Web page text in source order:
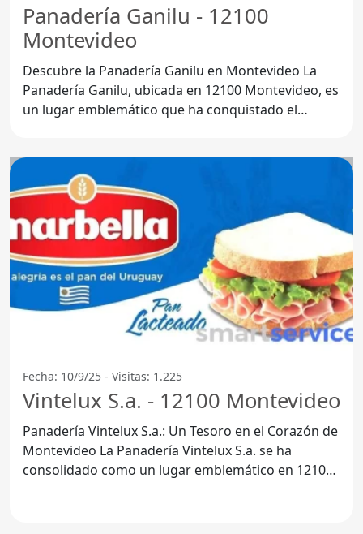
Panadería Ganilu - 12100
Montevideo
Descubre la Panadería Ganilu en Montevideo La
Panadería Ganilu, ubicada en 12100 Montevideo, es
un lugar emblemático que ha conquistado el
Fecha: 10/9/25 - Visitas: 1.225
Vintelux S.a. - 12100 Montevideo
Panadería Vintelux S.a.: Un Tesoro en el Corazón de
Montevideo La Panadería Vintelux S.a. se ha
consolidado como un lugar emblemático en 12100